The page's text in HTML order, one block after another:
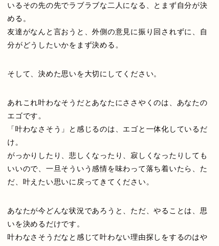
いるその先の先でラブラブな二人になる、とまず自分が決
める。
友達がなんと言おうと、外側の意見に振り回されずに、自
分がどうしたいかをまず決める。
そして、決めた思いを大切にしてください。
あれこれ叶わなそうだとあなたにささやくのは、あなたの
エゴです。
「叶わなさそう」と感じるのは、エゴと一体化しているだ
け。
がっかりしたり、悲しくなったり、寂しくなったりしても
いいので、一旦そういう感情を味わって落ち着いたら、た
だ、叶えたい思いに戻ってきてください。
あなたが今どんな状況であろうと、ただ、やることは、思
いを決めるだけです。
叶わなさそうだなと感じて叶わない理由探しをするのはや